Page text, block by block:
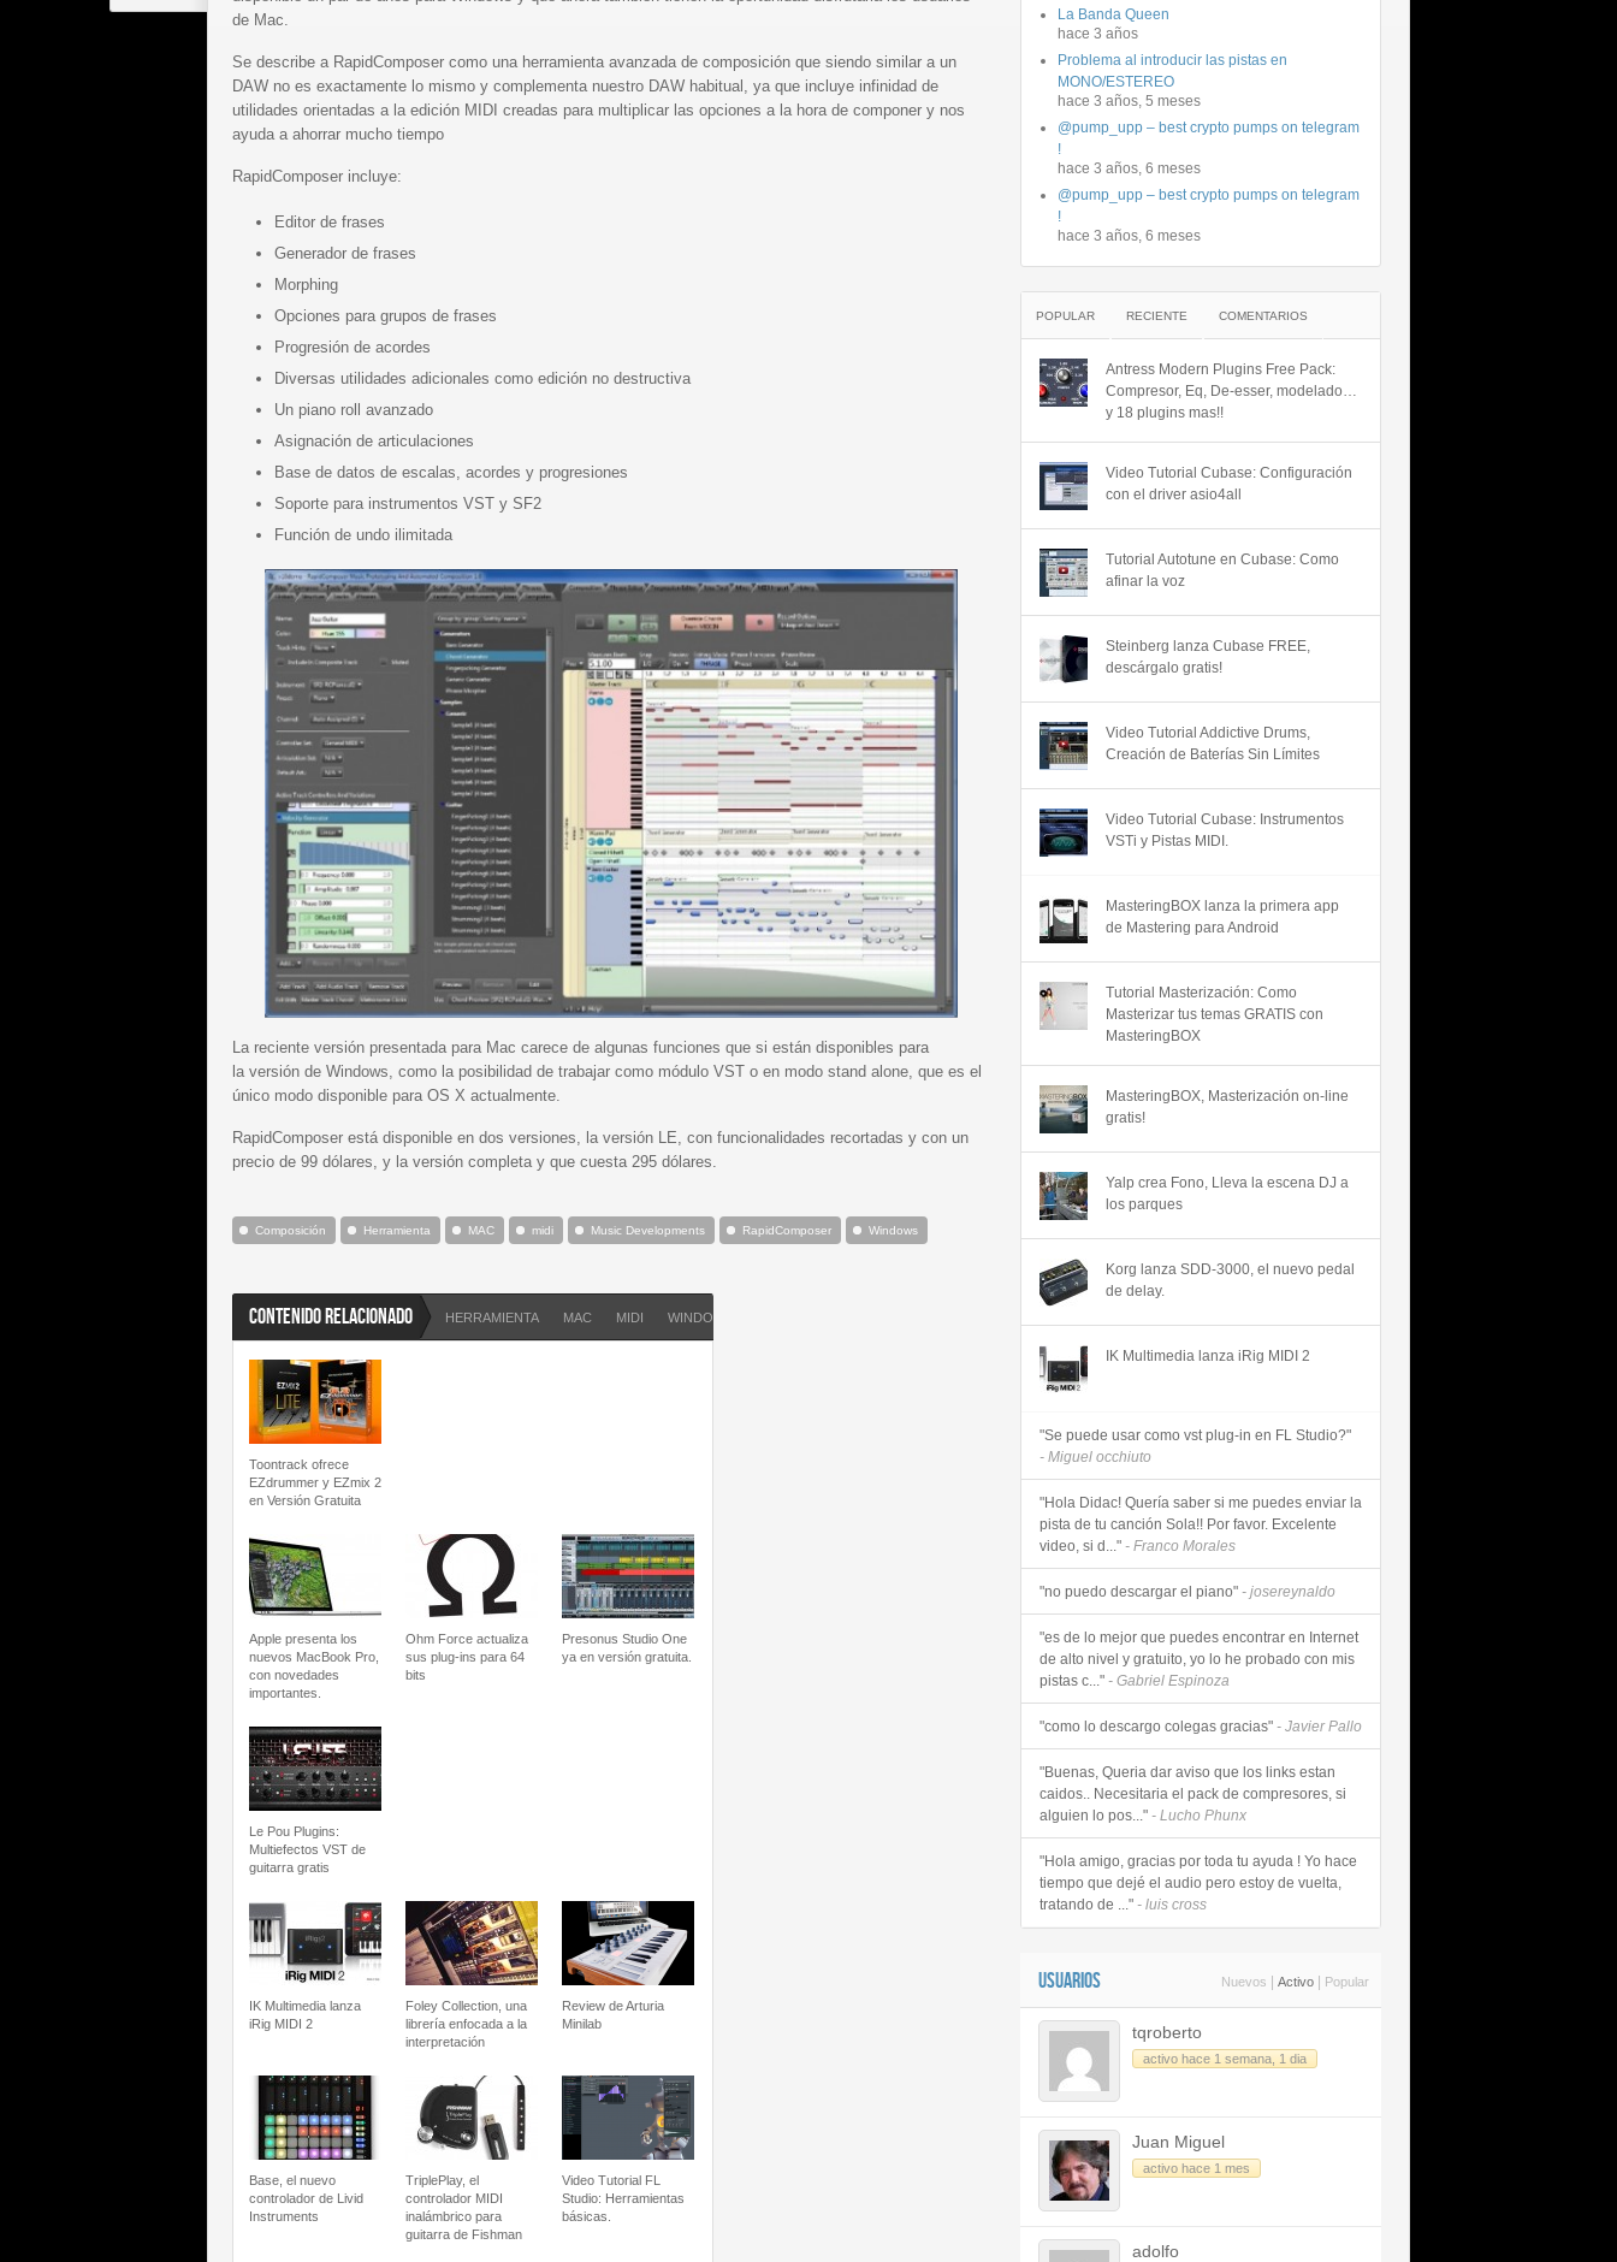
de Mac.
Se describe a RapidComposer como una herramienta avanzada de composición que siendo similar a un
DAW no es exactamente lo mismo y complementa nuestro DAW habitual, ya que incluye infinidad de
utilidades orientadas a la edición MIDI creadas para multiplicar las opciones a la hora de componer y nos
ayuda a ahorrar mucho tiempo
RapidComposer incluye:
Editor de frases
Generador de frases
Morphing
Opciones para grupos de frases
Progresión de acordes
Diversas utilidades adicionales como edición no destructiva
Un piano roll avanzado
Asignación de articulaciones
Base de datos de escalas, acordes y progresiones
Soporte para instrumentos VST y SF2
Función de undo ilimitada
La reciente versión presentada para Mac carece de algunas funciones que si están disponibles para
la versión de Windows, como la posibilidad de trabajar como módulo VST o en modo stand alone, que es el
único modo disponible para OS X actualmente.
RapidComposer está disponible en dos versiones, la versión LE, con funcionalidades recortadas y con un
precio de 99 dólares, y la versión completa y que cuesta 295 dólares.
Composición Herramienta MAC midi Music Developments RapidComposer Windows
CONTENIDO RELACIONADO HERRAMIENTA MAC MIDI WINDOWS
Toontrack ofrece
EZdrummer y EZmix 2
en Versión Gratuita
Apple presenta los
nuevos MacBook Pro,
con novedades
importantes.
Ohm Force actualiza
sus plug-ins para 64
bits
Presonus Studio One
ya en versión gratuita.
Le Pou Plugins:
Multiefectos VST de
guitarra gratis
IK Multimedia lanza
iRig MIDI 2
Foley Collection, una
librería enfocada a la
interpretación
Review de Arturia
Minilab
Base, el nuevo
controlador de Livid
Instruments
TriplePlay, el
controlador MIDI
inalámbrico para
guitarra de Fishman
Video Tutorial FL
Studio: Herramientas
básicas.
La Banda Queen
hace 3 años
Problema al introducir las pistas en
MONO/ESTEREO
hace 3 años, 5 meses
@pump_upp – best crypto pumps on telegram
!
hace 3 años, 6 meses
@pump_upp – best crypto pumps on telegram
!
hace 3 años, 6 meses
POPULAR RECIENTE COMENTARIOS
Antress Modern Plugins Free Pack:
Compresor, Eq, De-esser, modelado…
y 18 plugins mas!!
Video Tutorial Cubase: Configuración
con el driver asio4all
Tutorial Autotune en Cubase: Como
afinar la voz
Steinberg lanza Cubase FREE,
descárgalo gratis!
Video Tutorial Addictive Drums,
Creación de Baterías Sin Límites
Video Tutorial Cubase: Instrumentos
VSTi y Pistas MIDI.
MasteringBOX lanza la primera app
de Mastering para Android
Tutorial Masterización: Como
Masterizar tus temas GRATIS con
MasteringBOX
MasteringBOX, Masterización on-line
gratis!
Yalp crea Fono, Lleva la escena DJ a
los parques
Korg lanza SDD-3000, el nuevo pedal
de delay.
IK Multimedia lanza iRig MIDI 2
"Se puede usar como vst plug-in en FL Studio?"
- Miguel occhiuto
"Hola Didac! Quería saber si me puedes enviar la
pista de tu canción Sola!! Por favor. Excelente
video, si d..." - Franco Morales
"no puedo descargar el piano" - josereynaldo
"es de lo mejor que puedes encontrar en Internet
de alto nivel y gratuito, yo lo he probado con mis
pistas c..." - Gabriel Espinoza
"como lo descargo colegas gracias" - Javier Pallo
"Buenas, Queria dar aviso que los links estan
caidos.. Necesitaria el pack de compresores, si
alguien lo pos..." - Lucho Phunx
"Hola amigo, gracias por toda tu ayuda ! Yo hace
tiempo que dejé el audio pero estoy de vuelta,
tratando de ..." - luis cross
USUARIOS Nuevos Activo Popular
tqroberto
activo hace 1 semana, 1 dia
Juan Miguel
activo hace 1 mes
adolfo